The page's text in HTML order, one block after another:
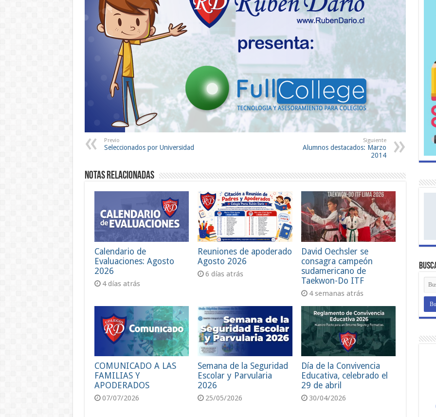
Previo
Seleccionados por Universidad
Siguiente
Alumnos destacados: Marzo
2014
Notas Relacionadas
Calendario de
Evaluaciones: Agosto
2026
4 días atrás
Reuniones de apoderado
Agosto 2026
6 días atrás
David Oechsler se
consagra campeón
sudamericano de
Taekwon-Do ITF
4 semanas atrás
COMUNICADO A LAS
FAMILIAS Y
APODERADOS
07/07/2026
Semana de la Seguridad
Escolar y Parvularia
2026
25/05/2026
Día de la Convivencia
Educativa, celebrado el
29 de abril
30/04/2026